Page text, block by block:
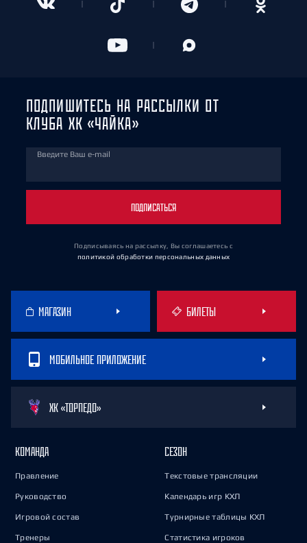
ПОДПИШИТЕСЬ НА РАССЫЛКИ ОТ
КЛУБА ХК «ЧАЙКА»
Введите Ваш e-mail
ПОДПИСАТЬСЯ
Подписываясь на рассылку, Вы соглашаетесь с
политикой обработки персональных данных
МАГАЗИН БИЛЕТЫ
МОБИЛЬНОЕ ПРИЛОЖЕНИЕ
ХК «ТОРПЕДО»
КОМАНДА
Правление
Руководство
Игровой состав
Тренеры
СЕЗОН
Текстовые трансляции
Календарь игр КХЛ
Турнирные таблицы КХЛ
Статистика игроков